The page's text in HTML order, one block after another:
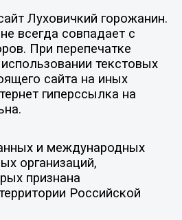
Луховичкий горожанин.
всегда совпадает с
При перепечатке
текстовых
сайта на иных
гиперссылка на
и международных
организаций,
признана
Российской